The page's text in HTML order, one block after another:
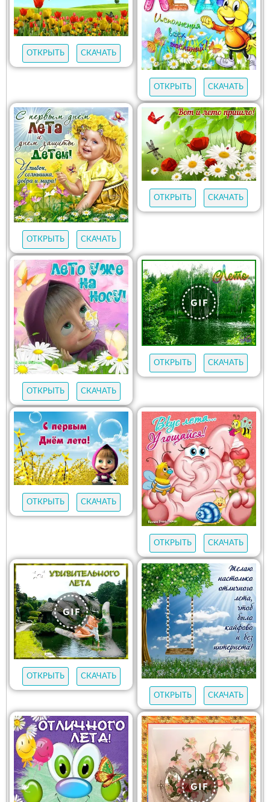
ОТКРЫТЬ СКАЧАТЬ
ОТКРЫТЬ СКАЧАТЬ
ОТКРЫТЬ СКАЧАТЬ
ОТКРЫТЬ СКАЧАТЬ
ОТКРЫТЬ СКАЧАТЬ
ОТКРЫТЬ СКАЧАТЬ
ОТКРЫТЬ СКАЧАТЬ
ОТКРЫТЬ СКАЧАТЬ
ОТКРЫТЬ СКАЧАТЬ
ОТКРЫТЬ СКАЧАТЬ